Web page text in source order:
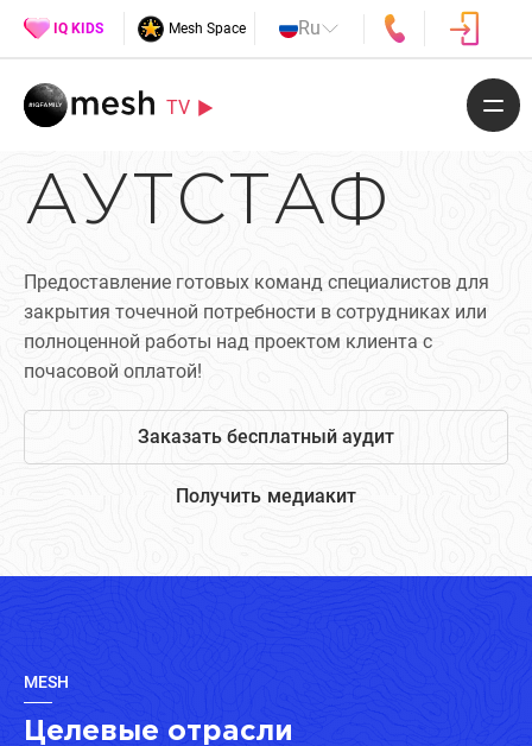
IQ KIDS Mesh Space Ru
TV
АУТСТАФ
Предоставление готовых команд специалистов для
закрытия точечной потребности в сотрудниках или
полноценной работы над проектом клиента с
почасовой оплатой!
Заказать бесплатный аудит
Получить медиакит
MESH
Целевые отрасли